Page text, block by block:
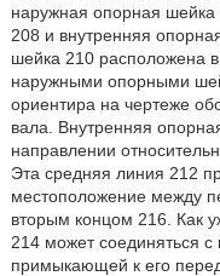
наружная опорная
208 и внутренняя
шейка 210 расположена
наружными опорными
ориентира на чертеже
вала. Внутренняя
направлении
Эта средняя линия 212
местоположение между
вторым концом 216. Как
214 может соединяться с
примыкающей к его